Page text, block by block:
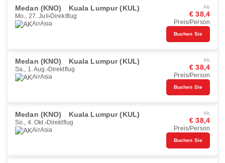
Medan (KNO) Kuala Lumpur (KUL)
Mo., 27. Juli Direktflug
AirAsia
Ab
€ 38,4
Preis/Person
Buchen Sie
Medan (KNO) Kuala Lumpur (KUL)
Sa., 1. Aug. Direktflug
AirAsia
Ab
€ 38,4
Preis/Person
Buchen Sie
Medan (KNO) Kuala Lumpur (KUL)
So., 4. Okt. Direktflug
AirAsia
Ab
€ 38,4
Preis/Person
Buchen Sie